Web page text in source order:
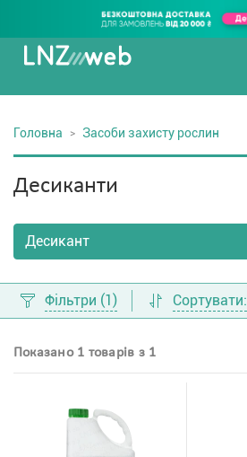
Головна Засоби захисту рослин
Десиканти
Фільтри (1) Сортувати:
Показано 1 товарів з 1